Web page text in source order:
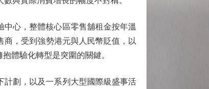
心，整體核心區零售舖租金按年溫
，受到強勢港元與人民幣貶值，以
體驗化轉型是突圍的關鍵。
劃，以及一系列大型國際級盛事活